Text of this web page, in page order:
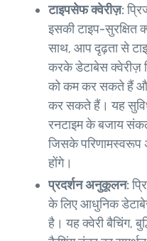
टाइपसेफ क्वेरीज़:
इसकी टाइप-सुरक्षित
साथ, आप दृढ़ता से
करके डेटाबेस क्वेरीज़
को कम कर सकते हैं और
कर सकते हैं। यह
रनटाइम के बजाय
जिसके परिणामस्वरूप
होंगे।
प्रदर्शन अनुकूलन:
के लिए आधुनिक
है। यह क्वेरी बैचिंग,